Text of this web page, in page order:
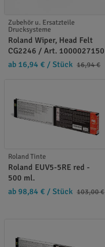
Zubehör u. Ersatzteile
Drucksysteme
Roland Wiper, Head Felt
CG2246 / Art. 1000027150
ab 16,94 € / Stück 16,94 €
Roland Tinte
Roland EUV5-5RE red -
500 ml.
ab 98,84 € / Stück 103,00 €